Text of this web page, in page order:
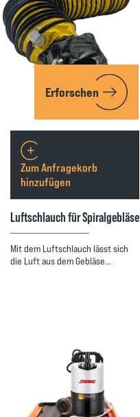
Erforschen
Luftschlauch für Spiralgebläse
Mit dem Luftschlauch lässt sich
die Luft aus dem Gebläse…
Zum Anfragekorb
hinzufügen